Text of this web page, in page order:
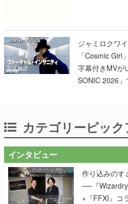
ジャミロクワ
「Cosmic Girl
字幕付きMVが
SONIC 2026
カテゴリーピッ
インタビュー
作り込みのす
──『Wizardry
×『FFXI』コ